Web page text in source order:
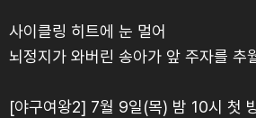
사이클링 히트에 눈 멀어
뇌정지가 와버린 송아가 앞 주자를 추
[야구여왕2] 7월 9일(목) 밤 10시 첫